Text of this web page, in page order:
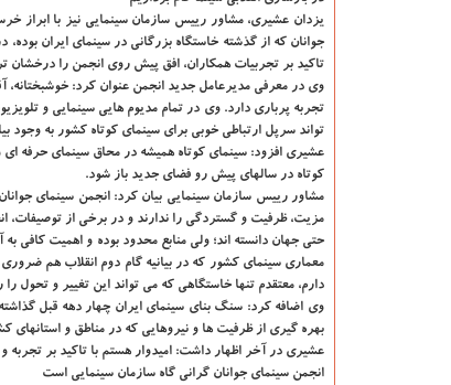
یزدان عشیری، مشاور رییس سازمان سینمایی نیز با ابراز
جوانان که از گذشته خاستگاه بزرگانی در سینمای ایران
تاکید بر تجربیات همکاران، افق پیش روی انجمن را درخشان
وی در معرفی مدیرعامل جدید انجمن عنوان کرد: خوشبختانه،
تجربه پرباری دارد. وی در تمام مدیوم هایی سینمایی و
تواند سرپل ارتباطی خوبی برای سینمای کوتاه کشور به وجود
عشیری افزود: سینمای کوتاه همیشه در محاق سینمای حرفه ای
کوتاه در سالهای پیش رو فضای جدید باز شود.
مشاور رییس سازمان سینمایی بیان کرد: انجمن سینمای
مزیت، ظرفیت و گستردگی را ندارند و در برخی از توصیفات،
حتی جهان دانسته اند؛ ولی منابع محدود بوده و اهمیت کافی
معماری سینمای کشور که در بیانیه گام دوم انقلاب هم ضروری
دارم، معتقدم تنها خاستگاهی که می تواند این تغییر و تحول
وی اضافه کرد: سنگ بنای سینمای ایران چهار دهه قبل
بهره گیری از ظرفیت ها و نیروهایی که در مناطق و استانهای
عشیری در آخر اظهار داشت: امیدوار هستم با تاکید بر
انجمن سینمای جوانان گرانی گاه سازمان سینمایی است